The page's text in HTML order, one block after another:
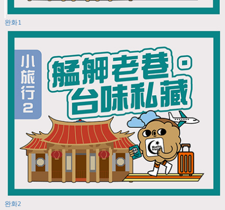
완화1
완화2